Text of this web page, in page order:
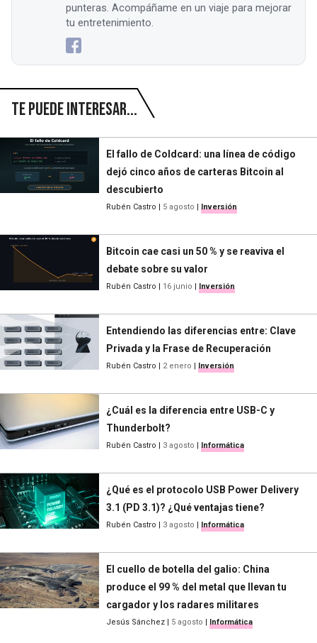
punteras. Acompáñame en un viaje para mejorar
tu entretenimiento.
Te puede interesar...
El fallo de Coldcard: una línea de código
dejó cinco años de carteras Bitcoin al
descubierto
Rubén Castro | 5 agosto | Inversión
Bitcoin cae casi un 50 % y se reaviva el
debate sobre su valor
Rubén Castro | 16 junio | Inversión
Entendiendo las diferencias entre: Clave
Privada y la Frase de Recuperación
Rubén Castro | 2 enero | Inversión
¿Cuál es la diferencia entre USB-C y
Thunderbolt?
Rubén Castro | 3 agosto | Informática
¿Qué es el protocolo USB Power Delivery
3.1 (PD 3.1)? ¿Qué ventajas tiene?
Rubén Castro | 3 agosto | Informática
El cuello de botella del galio: China
produce el 99 % del metal que llevan tu
cargador y los radares militares
Jesús Sánchez | 5 agosto | Informática